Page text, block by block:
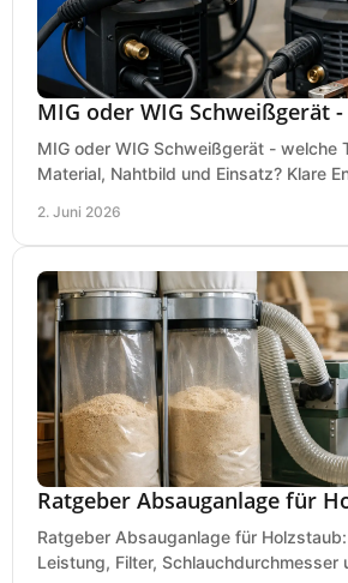
MIG oder WIG Schweißgerät
MIG oder WIG Schweißgerät - welche
Material, Nahtbild und Einsatz? Klare
2. Juni 2026
Ratgeber Absauganlage für
Ratgeber Absauganlage für
Leistung, Filter, Schlauchdurchmesser